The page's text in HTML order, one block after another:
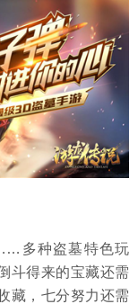
多种盗墓特色玩
斗得来的宝藏还需
藏，七分努力还需